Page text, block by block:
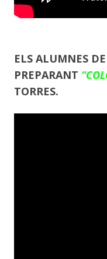
ELS ALUMNES
PREPARANT
TORRES.